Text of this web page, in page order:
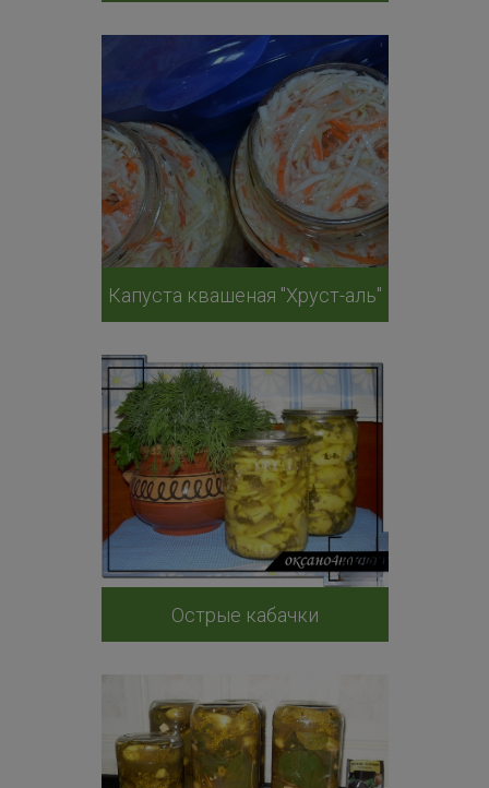
Капуста квашеная "Хруст-аль"
Острые кабачки